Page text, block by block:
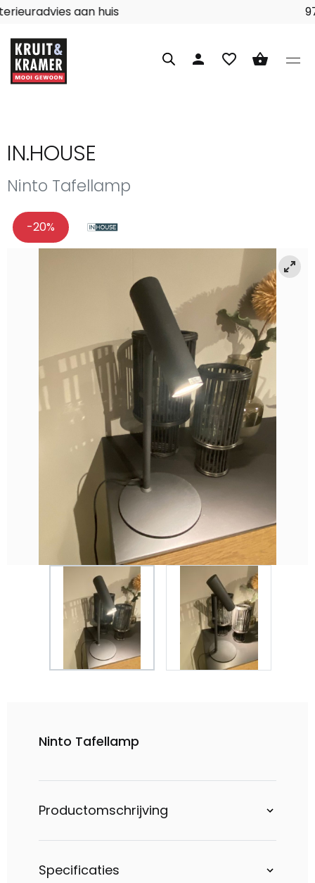
Interieuradvies aan huis
person favorite_border shopping_basket
IN.HOUSE
Ninto Tafellamp
-20%
Ninto Tafellamp
Productomschrijving
Specificaties